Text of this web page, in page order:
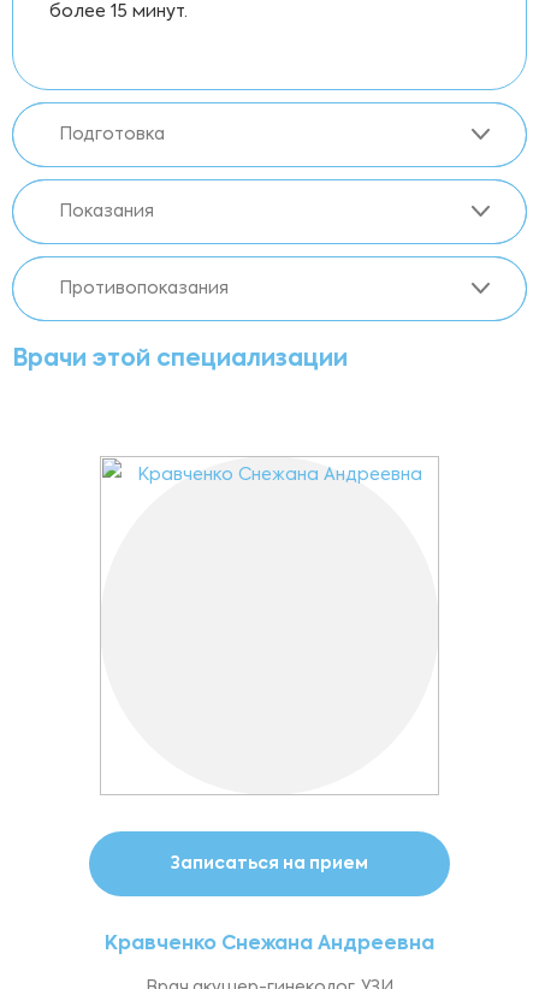
более 15 минут.
Подготовка
Показания
Противопоказания
Врачи этой специализации
Записаться на прием
Кравченко Снежана Андреевна